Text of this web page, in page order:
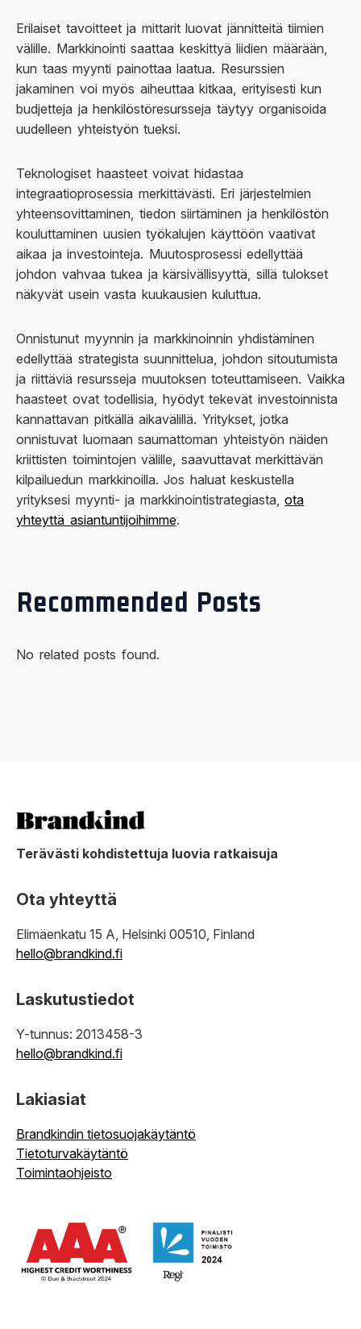
Erilaiset tavoitteet ja mittarit luovat jännitteitä tiimien
välille. Markkinointi saattaa keskittyä liidien määrään,
kun taas myynti painottaa laatua. Resurssien
jakaminen voi myös aiheuttaa kitkaa, erityisesti kun
budjetteja ja henkilöstöresursseja täytyy organisoida
uudelleen yhteistyön tueksi.
Teknologiset haasteet voivat hidastaa
integraatioprosessia merkittävästi. Eri järjestelmien
yhteensovittaminen, tiedon siirtäminen ja henkilöstön
kouluttaminen uusien työkalujen käyttöön vaativat
aikaa ja investointeja. Muutosprosessi edellyttää
johdon vahvaa tukea ja kärsivällisyyttä, sillä tulokset
näkyvät usein vasta kuukausien kuluttua.
Onnistunut myynnin ja markkinoinnin yhdistäminen
edellyttää strategista suunnittelua, johdon sitoutumista
ja riittäviä resursseja muutoksen toteuttamiseen. Vaikka
haasteet ovat todellisia, hyödyt tekevät investoinnista
kannattavan pitkällä aikavälillä. Yritykset, jotka
onnistuvat luomaan saumattoman yhteistyön näiden
kriittisten toimintojen välille, saavuttavat merkittävän
kilpailuedun markkinoilla. Jos haluat keskustella
yrityksesi myynti- ja markkinointistrategiasta,ota
yhteyttä asiantuntijoihimme.
Recommended Posts
No related posts found.
Terävästi kohdistettuja luovia ratkaisuja
Ota yhteyttä
Elimäenkatu 15 A, Helsinki 00510, Finland
hello@brandkind.fi
Laskutustiedot
Y-tunnus: 2013458-3
hello@brandkind.fi
Lakiasiat
Brandkindin tietosuojakäytäntö
Tietoturvakäytäntö
Toimintaohjeisto